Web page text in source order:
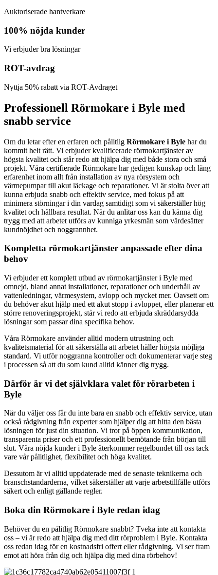
Auktoriserade hantverkare
100% nöjda kunder
Vi erbjuder bra lösningar
ROT-avdrag
Nyttja 50% rabatt via ROT-Avdraget
Professionell Rörmokare i Byle med
snabb service
Om du letar efter en erfaren och pålitlig Rörmokare i Byle har du
kommit helt rätt. Vi erbjuder kvalificerade rörmokartjänster av
högsta kvalitet och står redo att hjälpa dig med både stora och små
projekt. Våra certifierade Rörmokare har gedigen kunskap och lång
erfarenhet inom allt från installation av nya rörsystem och
värmepumpar till akut läckage och reparationer. Vi är stolta över att
kunna erbjuda snabb och effektiv service, med fokus på att
minimera störningar i din vardag samtidigt som vi säkerställer hög
kvalitet och hållbara resultat. När du anlitar oss kan du känna dig
trygg med att arbetet utförs av kunniga yrkesmän som värdesätter
kundnöjdhet och noggrannhet.
Kompletta rörmokartjänster anpassade efter dina
behov
Vi erbjuder ett komplett utbud av rörmokartjänster i Byle med
omnejd, bland annat installationer, reparationer och underhåll av
vattenledningar, värmesystem, avlopp och mycket mer. Oavsett om
du behöver akut hjälp med ett akut stopp i avloppet, eller planerar ett
större renoveringsprojekt, står vi redo att erbjuda skräddarsydda
lösningar som passar dina specifika behov.
Våra Rörmokare använder alltid modern utrustning och
kvalitetsmaterial för att säkerställa att arbetet håller högsta möjliga
standard. Vi utför noggranna kontroller och dokumenterar varje steg
i processen så att du som kund alltid känner dig trygg.
Därför är vi det självklara valet för rörarbeten i
Byle
När du väljer oss får du inte bara en snabb och effektiv service, utan
också rådgivning från experter som hjälper dig att hitta den bästa
lösningen för just din situation. Vi tror på öppen kommunikation,
transparenta priser och ett professionellt bemötande från början till
slut. Våra nöjda kunder i Byle återkommer regelbundet till oss tack
vare vår pålitlighet, flexibilitet och höga kvalitet.
Dessutom är vi alltid uppdaterade med de senaste teknikerna och
branschstandarderna, vilket säkerställer att varje arbetstillfälle utförs
säkert och enligt gällande regler.
Boka din Rörmokare i Byle redan idag
Behöver du en pålitlig Rörmokare snabbt? Tveka inte att kontakta
oss – vi är redo att hjälpa dig med ditt rörproblem i Byle. Kontakta
oss redan idag för en kostnadsfri offert eller rådgivning. Vi ser fram
emot att höra från dig och hjälpa dig med dina rörbehov!